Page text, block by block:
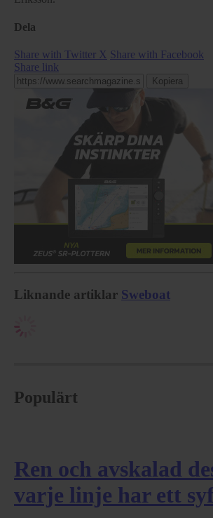
Dela
Share with Twitter X Share with Facebook
Share link
Kopiera
Liknande artiklar Sweboat
Populärt
Ren och avskalad
varje linje har ett